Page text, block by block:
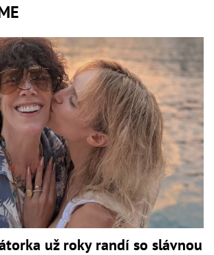
už roky randí so slávnou